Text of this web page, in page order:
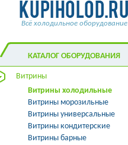
Всё холодильное оборудование
КАТАЛОГ ОБОРУДОВАНИЯ
Витрины
Витрины холодильные
Витрины морозильные
Витрины универсальные
Витрины кондитерские
Витрины барные